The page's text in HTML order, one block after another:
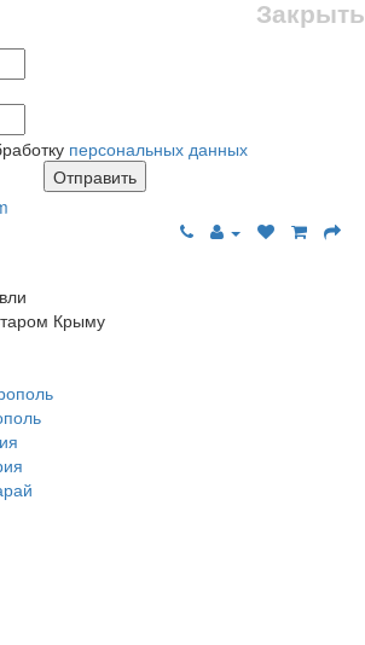
Закрыть
персональных данных
Отправить
Крыму